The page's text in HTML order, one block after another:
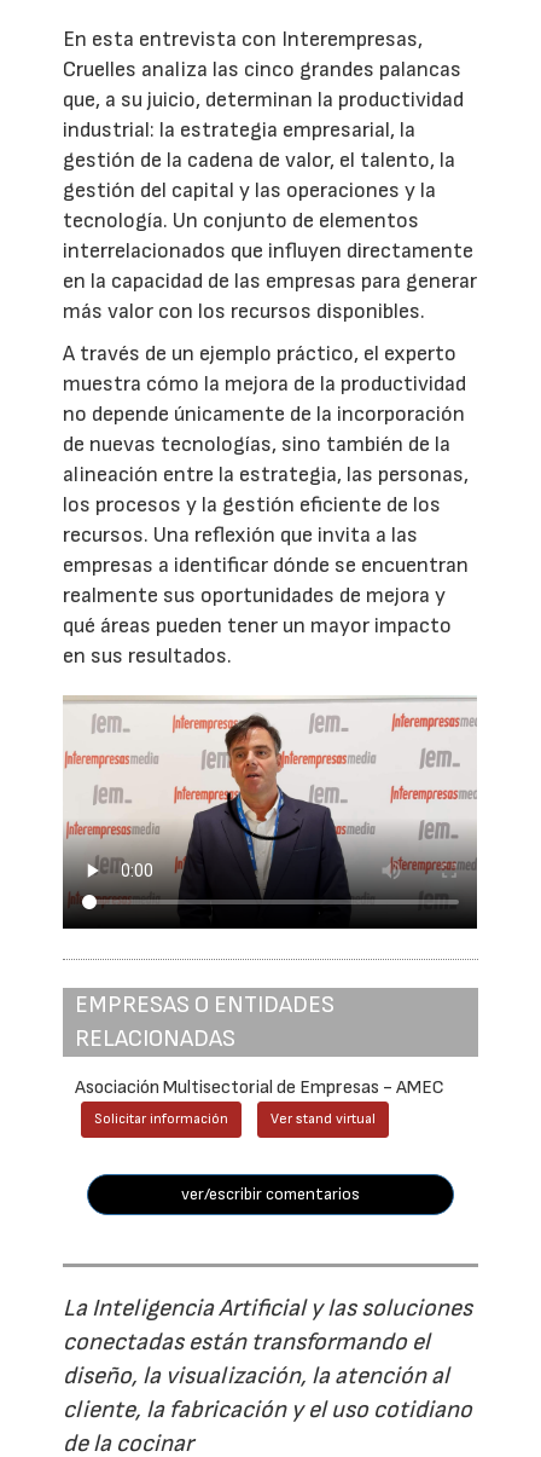
En esta entrevista con Interempresas,
Cruelles analiza las cinco grandes palancas
que, a su juicio, determinan la productividad
industrial: la estrategia empresarial, la
gestión de la cadena de valor, el talento, la
gestión del capital y las operaciones y la
tecnología. Un conjunto de elementos
interrelacionados que influyen directamente
en la capacidad de las empresas para generar
más valor con los recursos disponibles.
A través de un ejemplo práctico, el experto
muestra cómo la mejora de la productividad
no depende únicamente de la incorporación
de nuevas tecnologías, sino también de la
alineación entre la estrategia, las personas,
los procesos y la gestión eficiente de los
recursos. Una reflexión que invita a las
empresas a identificar dónde se encuentran
realmente sus oportunidades de mejora y
qué áreas pueden tener un mayor impacto
en sus resultados.
EMPRESAS O ENTIDADES
RELACIONADAS
Asociación Multisectorial de Empresas - AMEC
Solicitar información Ver stand virtual
ver/escribir comentarios
La Inteligencia Artificial y las soluciones
conectadas están transformando el
diseño, la visualización, la atención al
cliente, la fabricación y el uso cotidiano
de la cocinar